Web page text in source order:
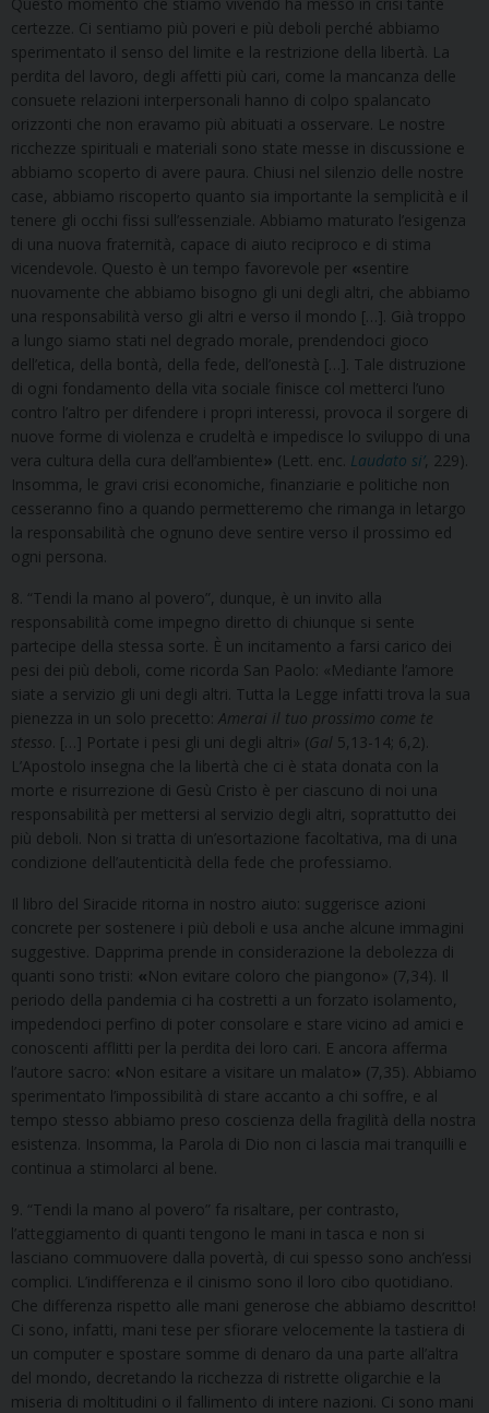
certezze. Ci sentiamo più poveri e più deboli perché abbiamo
sperimentato il senso del limite e la restrizione della libertà. La
perdita del lavoro, degli affetti più cari, come la mancanza delle
consuete relazioni interpersonali hanno di colpo spalancato
orizzonti che non eravamo più abituati a osservare. Le nostre
ricchezze spirituali e materiali sono state messe in discussione e
abbiamo scoperto di avere paura. Chiusi nel silenzio delle nostre
case, abbiamo riscoperto quanto sia importante la semplicità e il
tenere gli occhi fissi sull’essenziale. Abbiamo maturato l’esigenza
di una nuova fraternità, capace di aiuto reciproco e di stima
vicendevole. Questo è un tempo favorevole per «sentire
nuovamente che abbiamo bisogno gli uni degli altri, che abbiamo
una responsabilità verso gli altri e verso il mondo […]. Già troppo
a lungo siamo stati nel degrado morale, prendendoci gioco
dell’etica, della bontà, della fede, dell’onestà […]. Tale distruzione
di ogni fondamento della vita sociale finisce col metterci l’uno
contro l’altro per difendere i propri interessi, provoca il sorgere di
nuove forme di violenza e crudeltà e impedisce lo sviluppo di una
vera cultura della cura dell’ambiente» (Lett. enc. Laudato si’, 229).
Insomma, le gravi crisi economiche, finanziarie e politiche non
cesseranno fino a quando permetteremo che rimanga in letargo
la responsabilità che ognuno deve sentire verso il prossimo ed
ogni persona.
8. “Tendi la mano al povero”, dunque, è un invito alla
responsabilità come impegno diretto di chiunque si sente
partecipe della stessa sorte. È un incitamento a farsi carico dei
pesi dei più deboli, come ricorda San Paolo: «Mediante l’amore
siate a servizio gli uni degli altri. Tutta la Legge infatti trova la sua
pienezza in un solo precetto: Amerai il tuo prossimo come te
stesso . […] Portate i pesi gli uni degli altri» (Gal 5,13-14; 6,2).
L’Apostolo insegna che la libertà che ci è stata donata con la
morte e risurrezione di Gesù Cristo è per ciascuno di noi una
responsabilità per mettersi al servizio degli altri, soprattutto dei
più deboli. Non si tratta di un’esortazione facoltativa, ma di una
condizione dell’autenticità della fede che professiamo.
Il libro del Siracide ritorna in nostro aiuto: suggerisce azioni
concrete per sostenere i più deboli e usa anche alcune immagini
suggestive. Dapprima prende in considerazione la debolezza di
quanti sono tristi: «Non evitare coloro che piangono» (7,34). Il
periodo della pandemia ci ha costretti a un forzato isolamento,
impedendoci perfino di poter consolare e stare vicino ad amici e
conoscenti afflitti per la perdita dei loro cari. E ancora afferma
l’autore sacro: «Non esitare a visitare un malato» (7,35). Abbiamo
sperimentato l’impossibilità di stare accanto a chi soffre, e al
tempo stesso abbiamo preso coscienza della fragilità della nostra
esistenza. Insomma, la Parola di Dio non ci lascia mai tranquilli e
continua a stimolarci al bene.
9. “Tendi la mano al povero” fa risaltare, per contrasto,
l’atteggiamento di quanti tengono le mani in tasca e non si
lasciano commuovere dalla povertà, di cui spesso sono anch’essi
complici. L’indifferenza e il cinismo sono il loro cibo quotidiano.
Che differenza rispetto alle mani generose che abbiamo descritto!
Ci sono, infatti, mani tese per sfiorare velocemente la tastiera di
un computer e spostare somme di denaro da una parte all’altra
del mondo, decretando la ricchezza di ristrette oligarchie e la
miseria di moltitudini o il fallimento di intere nazioni. Ci sono mani